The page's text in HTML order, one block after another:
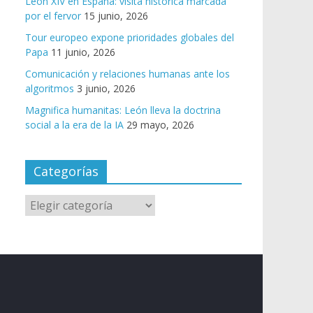
por el fervor 15 junio, 2026
Tour europeo expone prioridades globales del
Papa 11 junio, 2026
Comunicación y relaciones humanas ante los
algoritmos 3 junio, 2026
Magnifica humanitas: León lleva la doctrina
social a la era de la IA 29 mayo, 2026
Categorías